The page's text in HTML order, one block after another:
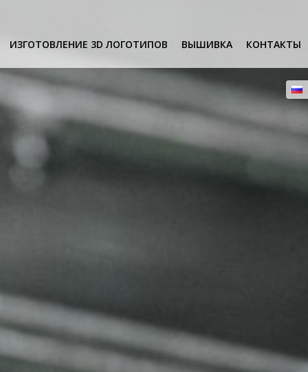
ИЗГОТОВЛЕНИЕ 3D ЛОГОТИПОВ ВЫШИВКА КОНТАКТЫ